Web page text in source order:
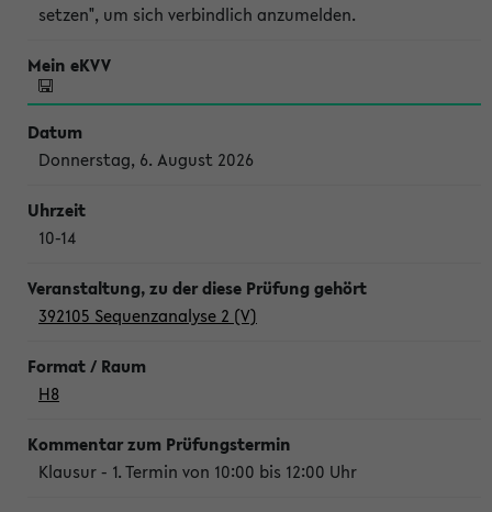
setzen", um sich verbindlich anzumelden.
Donnerstag, 6. August 2026
10-14
392105 Sequenzanalyse 2 (V)
H8
Klausur - 1. Termin von 10:00 bis 12:00 Uhr